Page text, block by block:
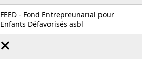
FEED - Fond Entrepreunarial pour
Enfants Défavorisés asbl